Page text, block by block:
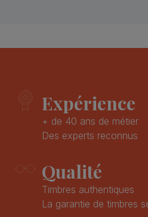
Expérience
+ de 40 ans de métier
Des experts reconnus
Qualité
Timbres authentiques
La garantie de timbres